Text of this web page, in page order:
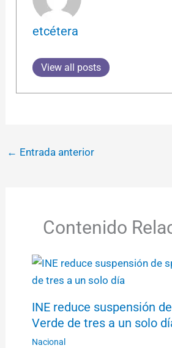
etcétera
View all posts
← Entrada anterior
Contenido
INE reduce suspensión
Verde de tres a un solo
Nacional